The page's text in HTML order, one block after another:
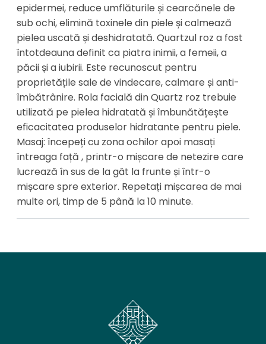
epidermei, reduce umflăturile și cearcănele de
sub ochi, elimină toxinele din piele și calmează
pielea uscată și deshidratată. Quartzul roz a fost
întotdeauna definit ca piatra inimii, a femeii, a
păcii și a iubirii. Este recunoscut pentru
proprietățile sale de vindecare, calmare și anti-
îmbătrânire. Rola facială din Quartz roz trebuie
utilizată pe pielea hidratată și îmbunătățește
eficacitatea produselor hidratante pentru piele.
Masaj: începeți cu zona ochilor apoi masați
întreaga față , printr-o mișcare de netezire care
lucrează în sus de la gât la frunte și într-o
mișcare spre exterior. Repetați mișcarea de mai
multe ori, timp de 5 până la 10 minute.